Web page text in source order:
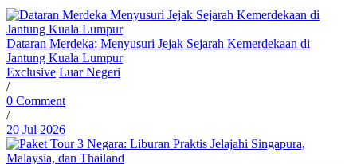
Dataran Merdeka: Menyusuri Jejak Sejarah Kemerdekaan di
Jantung Kuala Lumpur
Exclusive Luar Negeri
/
0 Comment
/
20 Jul 2026